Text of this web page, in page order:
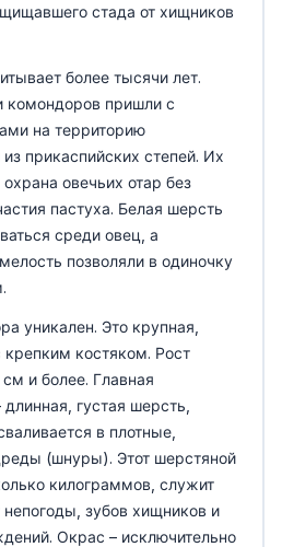
стада от хищников
более тысячи лет.
комондоров пришли с
на территорию
прикаспийских степей. Их
овечьих отар без
пастуха. Белая шерсть
среди овец, а
позволяли в одиночку
уникален. Это крупная,
крепким костяком. Рост
и более. Главная
длинная, густая шерсть,
в плотные,
(шнуры). Этот шерстяной
килограммов, служит
непогоды, зубов хищников и
Окрас – исключительно